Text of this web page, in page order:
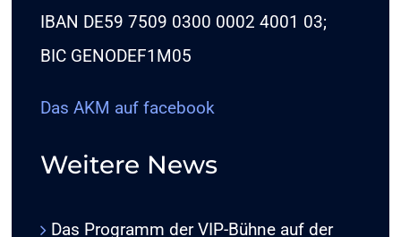
IBAN DE59 7509 0300 0002 4001 03;
BIC GENODEF1M05
Das AKM auf facebook
Weitere News
Das Programm der VIP-Bühne auf der